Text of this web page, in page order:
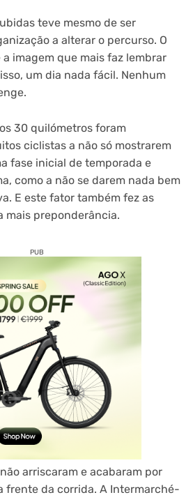
teve mesmo de ser
a alterar o percurso. O
imagem que mais faz lembrar
um dia nada fácil. Nenhum
30 quilómetros foram
ciclistas a não só mostrarem
fase inicial de temporada e
como a não se darem nada bem
E este fator também fez as
mais preponderância.
PUB
arriscaram e acabaram por
frente da corrida. A Intermarché-